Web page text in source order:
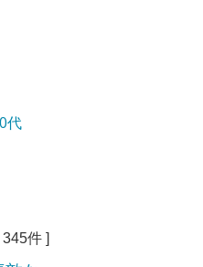
代
件 ]